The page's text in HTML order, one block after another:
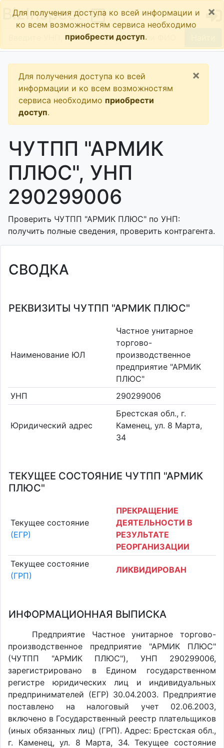
BizInspect
Для получения доступа ко всей информации и
ко всем возможностям сервиса необходимо
приобрести доступ.
×
Для получения доступа ко всей
информации и ко всем возможностям
сервиса необходимо приобрести
доступ.
×
ЧУТПП "АРМИК
ПЛЮС", УНП
290299006
Проверить ЧУТПП "АРМИК ПЛЮС" по УНП:
получить полные сведения, проверить контрагента.
СВОДКА
РЕКВИЗИТЫ ЧУТПП "АРМИК ПЛЮС"
Наименование ЮЛ
Частное унитарное
торгово-
производственное
предприятие "АРМИК
ПЛЮС"
УНП
290299006
Юридический адрес
Брестская обл., г.
Каменец, ул. 8 Марта,
34
ТЕКУЩЕЕ СОСТОЯНИЕ ЧУТПП "АРМИК
ПЛЮС"
Текущее состояние
(ЕГР)
ПРЕКРАЩЕНИЕ
ДЕЯТЕЛЬНОСТИ В
РЕЗУЛЬТАТЕ
РЕОРГАНИЗАЦИИ
Текущее состояние
(ГРП)
ЛИКВИДИРОВАН
ИНФОРМАЦИОННАЯ ВЫПИСКА
Предприятие Частное унитарное торгово-
производственное предприятие "АРМИК ПЛЮС"
(ЧУТПП "АРМИК ПЛЮС"), УНП 290299006,
зарегистрировано в Едином государственном
регистре юридических лиц и индивидуальных
предпринимателей (ЕГР) 30.04.2003. Предприятие
поставлено на налоговый учет 02.06.2003,
включено в Государственный реестр плательщиков
(иных обязанных лиц) (ГРП). Адрес: Брестская обл.,
г. Каменец, ул. 8 Марта, 34. Текущее состояние